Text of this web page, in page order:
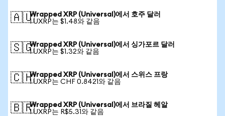
🇦🇺Wrapped XRP (Universal)에서 호주 달러
1 UXRP는 $1.48와 같음
🇸🇬Wrapped XRP (Universal)에서 싱가포르 달러
1 UXRP는 $1.32와 같음
🇨🇭Wrapped XRP (Universal)에서 스위스 프랑
1 UXRP는 CHF 0.8421와 같음
🇧🇷Wrapped XRP (Universal)에서 브라질 헤알
1 UXRP는 R$5.31와 같음